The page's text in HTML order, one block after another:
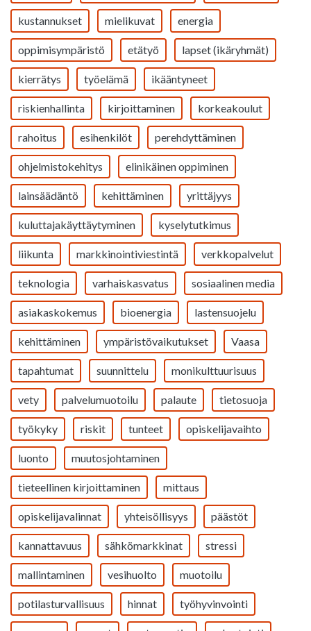
kustannukset mielikuvat energia
oppimisympäristö etätyö lapset (ikäryhmät)
kierrätys työelämä ikääntyneet
riskienhallinta kirjoittaminen korkeakoulut
rahoitus esihenkilöt perehdyttäminen
ohjelmistokehitys elinikäinen oppiminen
lainsäädäntö kehittäminen yrittäjyys
kuluttajakäyttäytyminen kyselytutkimus
liikunta markkinointiviestintä verkkopalvelut
teknologia varhaiskasvatus sosiaalinen media
asiakaskokemus bioenergia lastensuojelu
kehittäminen ympäristövaikutukset Vaasa
tapahtumat suunnittelu monikulttuurisuus
vety palvelumuotoilu palaute tietosuoja
työkyky riskit tunteet opiskelijavaihto
luonto muutosjohtaminen
tieteellinen kirjoittaminen mittaus
opiskelijavalinnat yhteisöllisyys päästöt
kannattavuus sähkömarkkinat stressi
mallintaminen vesihuolto muotoilu
potilasturvallisuus hinnat työhyvinvointi